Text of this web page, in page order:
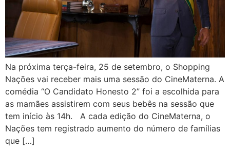
Na próxima terça-feira, 25 de setembro, o Shopping
Nações vai receber mais uma sessão do CineMaterna. A
comédia “O Candidato Honesto 2” foi a escolhida para
as mamães assistirem com seus bebês na sessão que
tem início às 14h. A cada edição do CineMaterna, o
Nações tem registrado aumento do número de famílias
que […]